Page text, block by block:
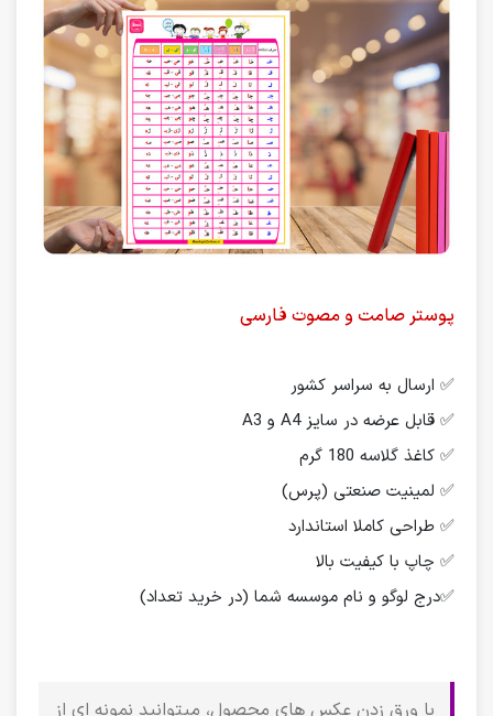
پوستر صامت و مصوت فارسی
✅ ارسال به سراسر کشور
✅ قابل عرضه در سایز A4 و A3
✅ کاغذ گلاسه 180 گرم
✅ لمینیت صنعتی (پرس)
✅ طراحی کاملا استاندارد
✅ چاپ با کیفیت بالا
✅درج لوگو و نام موسسه شما (در خرید تعداد)